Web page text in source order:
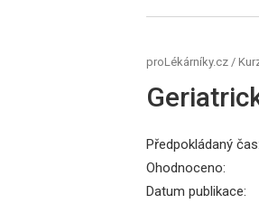
proLékárníky.cz /
Předpokládaný čas:
Ohodnoceno:
Datum publikace: